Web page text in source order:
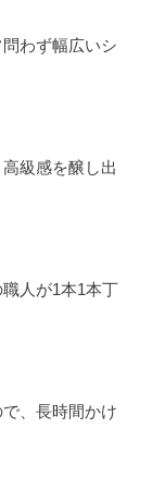
わず幅広いシ
級感を醸し出
人が1本1本丁
、長時間かけ